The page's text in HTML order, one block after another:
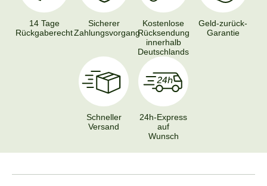
14 Tage
Rückgaberecht
Sicherer
Zahlungsvorgang
Kostenlose
Rücksendung
innerhalb
Deutschlands
Geld-zurück-
Garantie
Schneller
Versand
24h-Express
auf
Wunsch